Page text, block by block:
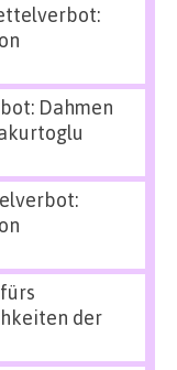
Dahmen
der